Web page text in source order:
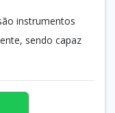
instrumentos
sendo capaz